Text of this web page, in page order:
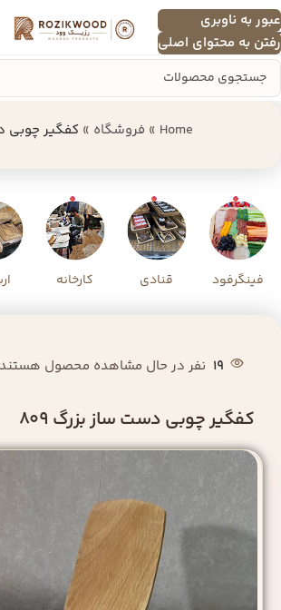
عبور به ناوبری
رفتن به محتوای اصلی
منو
Home
» فروشگاه » کفگیر چوبی
فینگرفود قنادی کارخانه
19 نفر در حال مشاهده محصول هستند
کفگیر چوبی دست‌ ساز بزرگ 809